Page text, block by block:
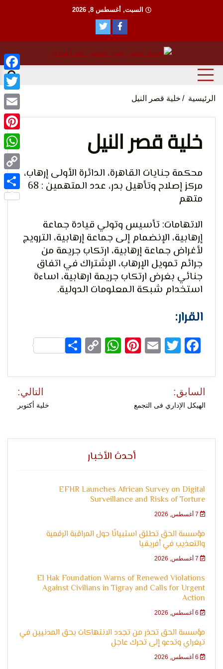
السبت, أغسطس 8, 2026
الحق
لحرية
الرأي
التعبير
وحقوق
منظمة حقوقية مصرية تدافع عن حقوق الانسان
الرئيسية خلية قصر النيل
خلية قصر النيل
محكمة جنايات القاهرة، الدائرة الأولى إرهاب،
مركز إصلاح وتأهيل بدر، عدد المتهمين : 68
متهم
الاتهامات: تأسيس وتولي قيادة جماعة
إرهابية، الإنضمام إلى جماعة إرهابية، الترويج
لأغراض جماعة إرهابية، ارتكاب جريمة من
جرائم تمويل الإرهاب، الإشتراك في اتفاق
جنائي بغرض ارتكاب جريمة ارهابية، اساءة
استخدام شبكة المعلومات الدولية.
القرار:
Facebook
Twitter
Email
Pinterest
WhatsApp
Copy
Share
تصفّح
المقالات
السابق:
الهيكل الإداري فى التجمع
التالي:
خلية أكتوبر
أحدث الأخبار
EFHR Launches African Survey on Digital
Surveillance and Risks of Torture
مؤسسة الحق تطلق استبيانًا حول المراقبة الرقمية
والتعذيب في أفريقيا
El Hak Foundation Warns of Renewed Violations
Against Civilians in Tigray and Calls for Urgent
Action
مؤسسة الحق تحذر من تجدد الانتهاكات بحق المدنيين في
تيغراي وتدعو إلى تحرك عاجل
Email
Copy
Link